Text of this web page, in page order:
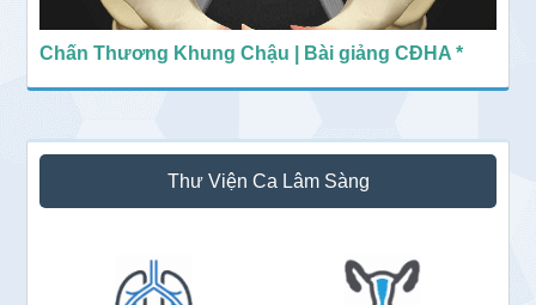
Chấn Thương Khung Chậu | Bài giảng CĐHA *
Thư Viện Ca Lâm Sàng